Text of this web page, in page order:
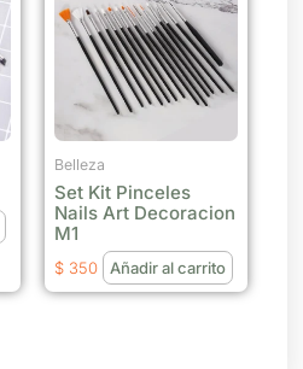
Belleza
Set Kit Pinceles
Nails Art Decoracion
M1
$ 350 Añadir al carrito